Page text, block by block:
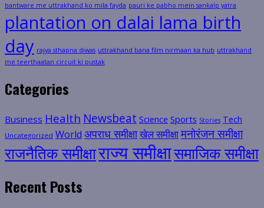
bantware me uttrakhand ko mila fayda pauri ke pabho mein sankalp yatra
plantation on dalai lama birth
day rajya sthapna diwas uttrakhand bana film nirmaan ka hub uttrakhand
me teerthaatan circuit ki pustak
Categories
Business Health Newsbeat Science Sports Stories Tech
Uncategorized World अपराध समीक्षाखेल समीक्षामनोरंजन समीक्षा
राजनैतिक समीक्षाराज्य समीक्षासमाजिक समीक्षा
Recent Posts